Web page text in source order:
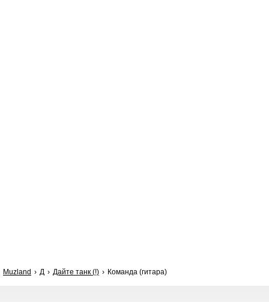
Muzland Д Дайте танк (!) Команда (гитара)